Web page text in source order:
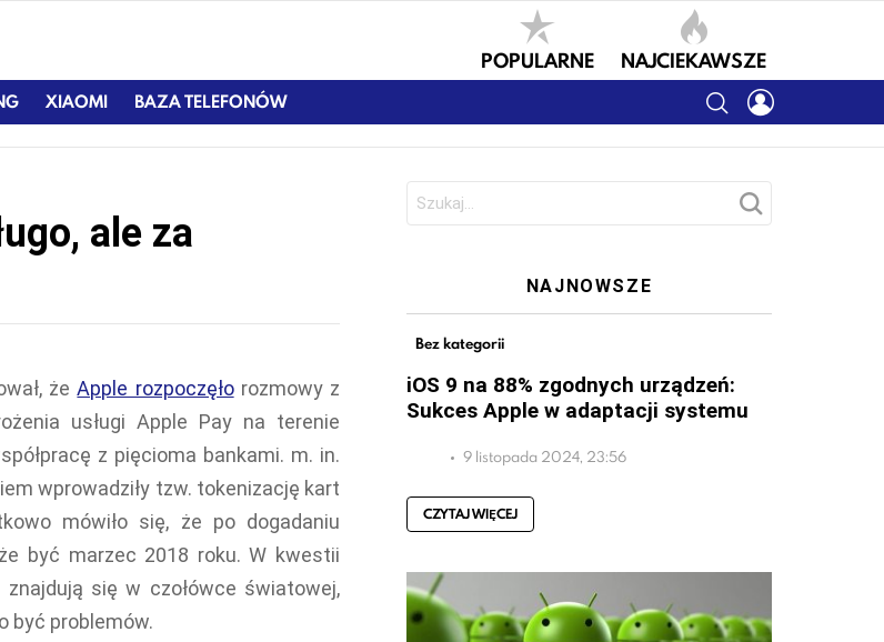
POPULARNE NAJCIEKAWSZE
XIAOMI BAZA TELEFONÓW SEARCH
ale za
żeApple rozpoczęłorozmowy z
usługi Apple Pay na terenie
z pięcioma bankami. m. in.
wprowadziły tzw. tokenizację kart
mówiło się, że po dogadaniu
być marzec 2018 roku. W kwestii
się w czołówce światowej,
być problemów.
NAJNOWSZE
Bez kategorii
iOS 9 na 88% zgodnych urządzeń:
Sukces Apple w adaptacji systemu
9 listopada 2024, 23:56
CZYTAJ WIĘCEJ